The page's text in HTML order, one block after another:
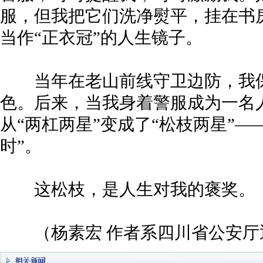
服，但我把它们洗净熨平，挂在
当作“正衣冠”的人生镜子。
当年在老山前线守卫边防，我
色。后来，当我身着警服成为一
从“两杠两星”变成了“松枝两星
时”。
这松枝，是人生对我的褒奖。
（杨素宏 作者系四川省公安厅